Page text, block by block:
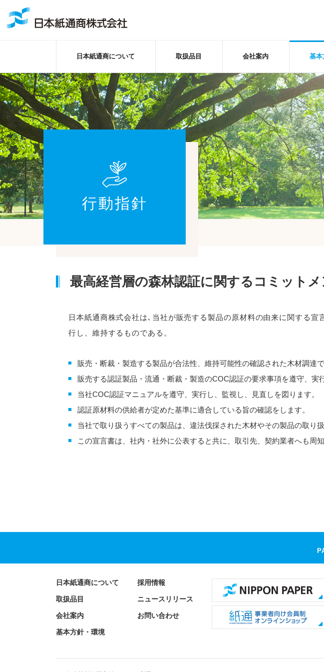
日本紙通商について 取扱品目 会社案内 基本
行動指針
最高経営層の森林認証に関するコミットメ
日本紙通商株式会社は､当社が販売する製品の原材料の由来に関する
行し、維持するものである。
販売・断裁・製造する製品が合法性、維持可能性の確認された木材調達
販売する認証製品・流通・断裁・製造のCOC認証の要求事項を遵守、実
当社COC認証マニュアルを遵守、実行し、監視し、見直しを図ります。
認証原材料の供給者が定めた基準に適合している旨の確認をします。
当社で取り扱うすべての製品は、違法伐採された木材やその製品の取り扱
この宣言書は、社内・社外に公表すると共に、取引先、契約業者へも周
日本紙通商について
取扱品目
会社案内
基本方針・環境
採用情報
ニュースリリース
お問い合わせ